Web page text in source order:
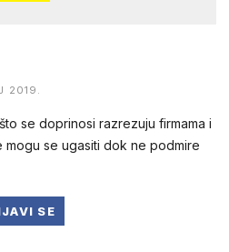
2019.
se doprinosi razrezuju firmama i
mogu se ugasiti dok ne podmire
SE